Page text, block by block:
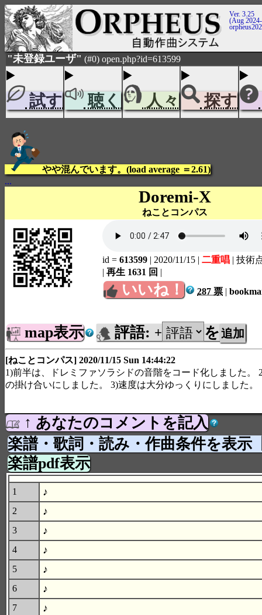
Ver. 3.25
(Aug
"未登録ユーザ" (#0) open.php?id=613599
試す 聴く 人々 探す
やや混んでいます。(load average ＝2.61)
...
Doremi-X
ねことコンパス
id = 613599 | 2020/11/15 | 二重唱 | 技術
| 再生 1631 回 |
いいね！ 287 票 |
map表示 評語: + を
[ねことコンパス] 2020/11/15 Sun 14:44:22
1)前半は、ドレミファソラシドの音階をコード化しました。
の掛け合いにしました。 3)速度は大分ゆっくりにしました。
↑ あなたのコメントを記入
楽譜・歌詞・読み・作曲条件を表示
楽譜pdf表示
1 ♪
2 ♪
3 ♪
4 ♪
5 ♪
6 ♪
7 ♪